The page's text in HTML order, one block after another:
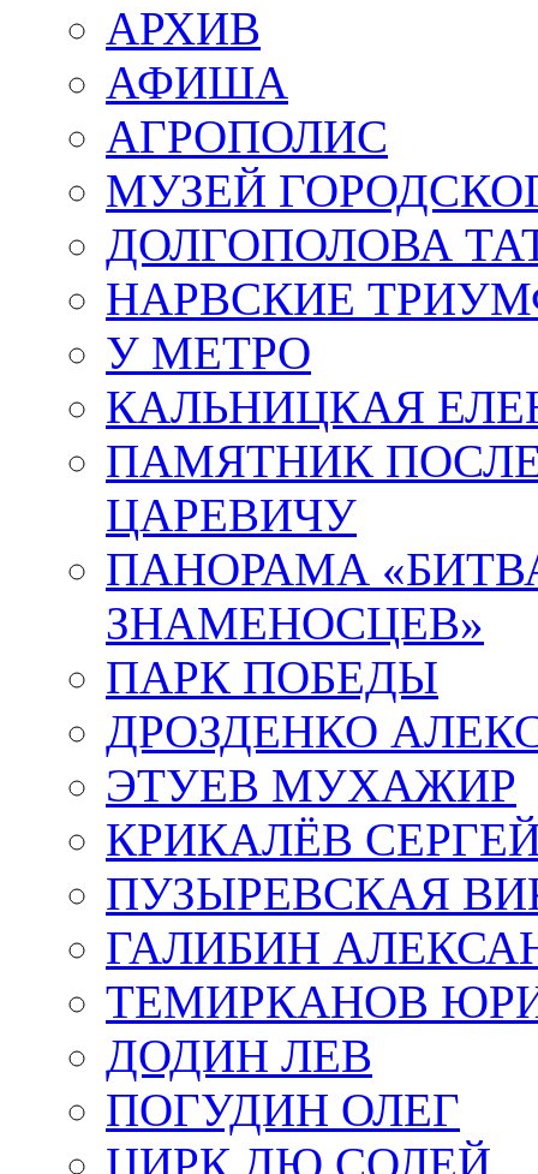
АРХИВ
АФИША
АГРОПОЛИС
МУЗЕЙ
ДОЛГОПОЛОВА
НАРВСКИЕ
У МЕТРО
КАЛЬНИЦКАЯ
ПАМЯТНИК
ЦАРЕВИЧУ
ПАНОРАМА
ЗНАМЕНОСЦЕВ»
ПАРК ПОБЕДЫ
ДРОЗДЕНКО
ЭТУЕВ МУХАЖИР
КРИКАЛЁВ
ПУЗЫРЕВСКАЯ
ГАЛИБИН
ТЕМИРКАНОВ
ДОДИН ЛЕВ
ПОГУДИН ОЛЕГ
ЦИРК ДЮ СОЛЕЙ